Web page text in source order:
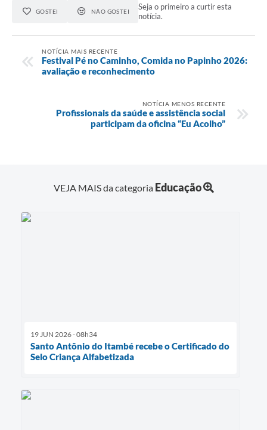
GOSTEI NÃO GOSTEI
Seja o primeiro a curtir esta
notícia.
NOTÍCIA MAIS RECENTE
Festival Pé no Caminho, Comida no Papinho 2026:
avaliação e reconhecimento
NOTÍCIA MENOS RECENTE
Profissionais da saúde e assistência social
participam da oficina “Eu Acolho”
VEJA MAIS da categoria Educação
19 JUN 2026 - 08h34
Santo Antônio do Itambé recebe o Certificado do
Selo Criança Alfabetizada